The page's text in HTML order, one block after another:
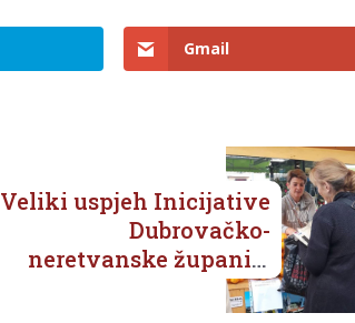
Gmail
Veliki uspjeh Inicijative
Dubrovačko-
neretvanske županije
za bolji plasman
mandarina, zadovoljni i